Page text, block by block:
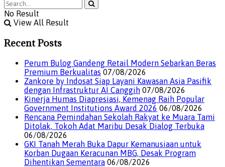
No Result
View All Result
Recent Posts
Perum Bulog Gandeng Retail Modern Sebarkan Beras
Premium Berkualitas 07/08/2026
Zankore by Indosat Siap Layani Kawasan Asia Pasifik
dengan Infrastruktur AI Canggih 07/08/2026
Kinerja Humas Diapresiasi, Kemenag Raih Popular
Government Institutions Award 2026 06/08/2026
Rencana Pemindahan Sekolah Rakyat ke Muara Tami
Ditolak, Tokoh Adat Maribu Desak Dialog Terbuka
06/08/2026
GKI Tanah Merah Buka Dapur Kemanusiaan untuk
Korban Dugaan Keracunan MBG, Desak Program
Dihentikan Sementara 06/08/2026